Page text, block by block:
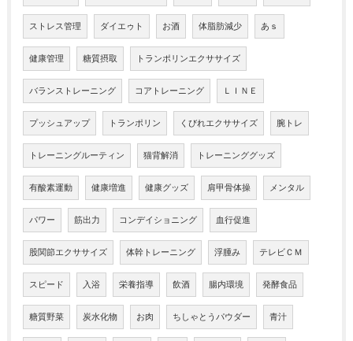
ストレス管理 ダイエゥト お酒 体脂肪減少 あｓ
健康管理 糖質摂取 トランポリンエクササイズ
バランストレーニング コアトレーニング ＬＩＮＥ
プッシュアップ トランポリン くびれエクササイズ 腕トレ
トレーニングルーティン 猫背解消 トレーニンググッズ
有酸素運動 健康増進 健康グッズ 肩甲骨体操 メンタル
パワー 筋出力 コンデイショニング 血行促進
股関節エクササイズ 体幹トレーニング 浮腫み テレビＣＭ
スピード 入浴 栄養指導 飲酒 腸内環境 発酵食品
糖質野菜 炭水化物 お肉 ちしゃとうパウダー 青汁